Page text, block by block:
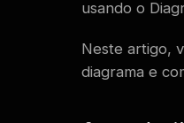
usando o
Neste artigo,
diagrama e